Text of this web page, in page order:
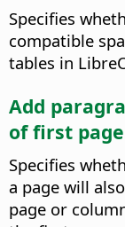
Specifies
compatible
tables in
Add
of first
Specifies
a page will
page or